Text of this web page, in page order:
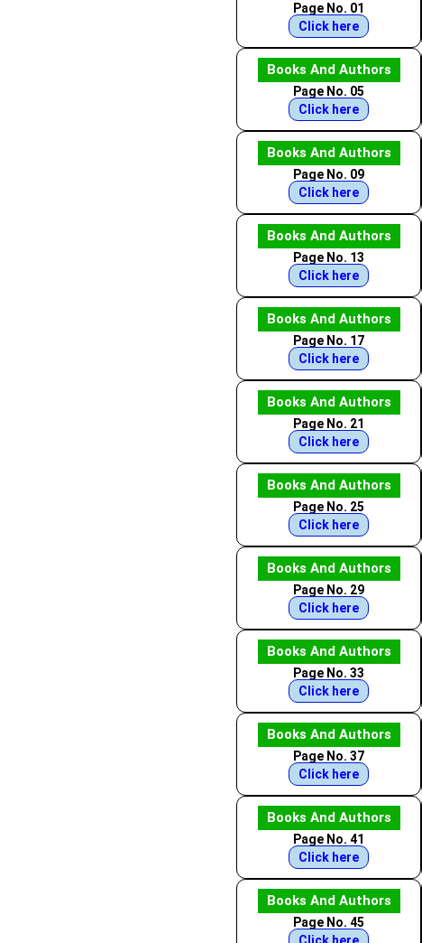
Page No. 01
Click here
Books And Authors
Page No. 05
Click here
Books And Authors
Page No. 09
Click here
Books And Authors
Page No. 13
Click here
Books And Authors
Page No. 17
Click here
Books And Authors
Page No. 21
Click here
Books And Authors
Page No. 25
Click here
Books And Authors
Page No. 29
Click here
Books And Authors
Page No. 33
Click here
Books And Authors
Page No. 37
Click here
Books And Authors
Page No. 41
Click here
Books And Authors
Page No. 45